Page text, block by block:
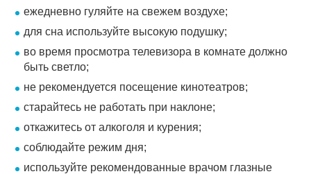
ежедневно гуляйте на свежем воздухе;
для сна используйте высокую подушку;
во время просмотра телевизора в комнате должно
быть светло;
не рекомендуется посещение кинотеатров;
старайтесь не работать при наклоне;
откажитесь от алкоголя и курения;
соблюдайте режим дня;
используйте рекомендованные врачом глазные